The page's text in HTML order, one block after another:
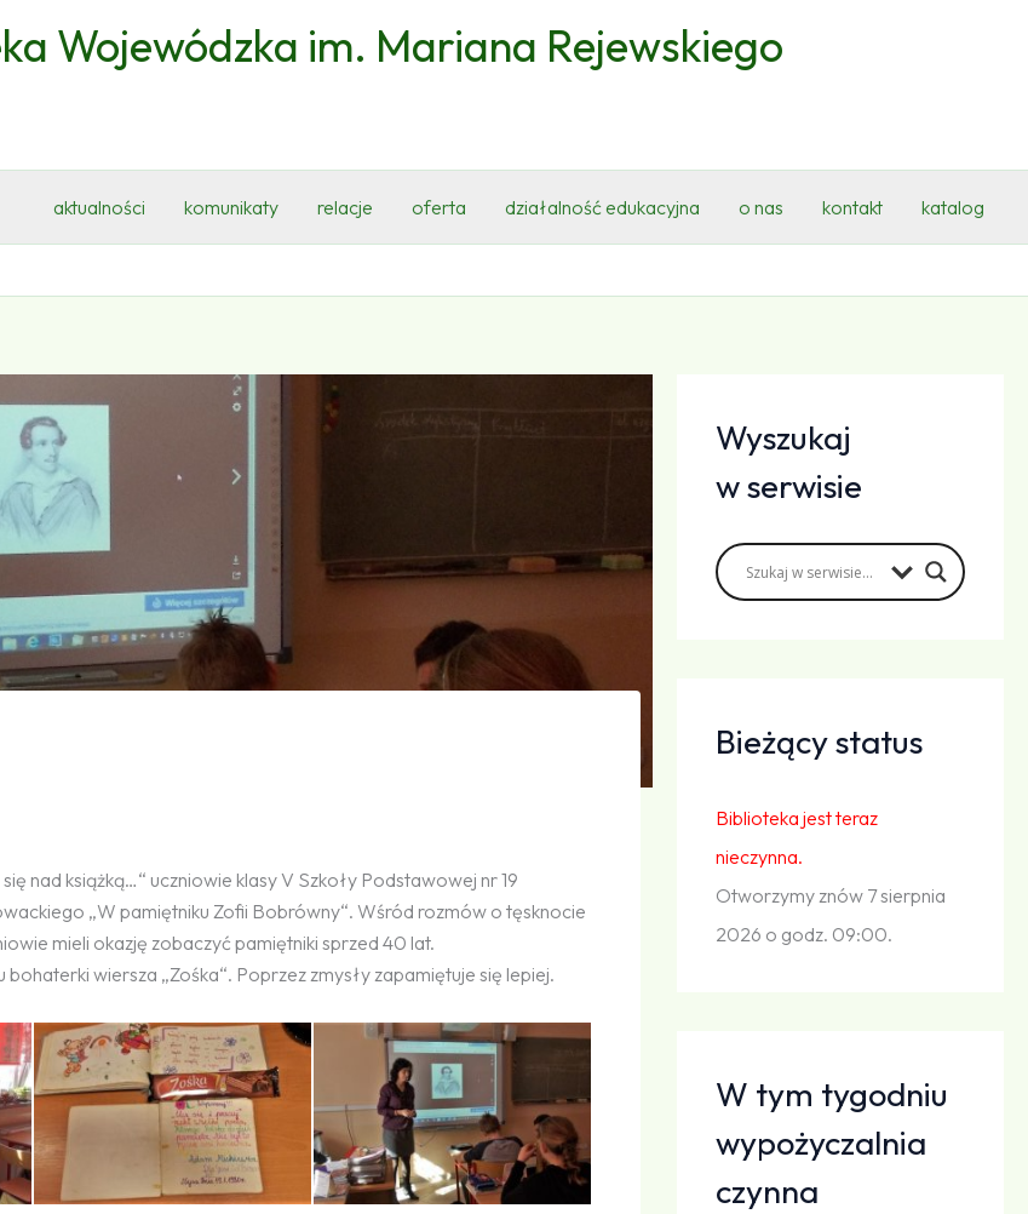
Wojewódzka im. Mariana Rejewskiego
aktualności komunikaty relacje oferta działalność edukacyjna o nas kontakt katalog
nad książką…“ uczniowie klasy V Szkoły Podstawowej nr 19
„W pamiętniku Zofii Bobrówny“. Wśród rozmów o tęsknocie
mieli okazję zobaczyć pamiętniki sprzed 40 lat.
wiersza „Zośka“. Poprzez zmysły zapamiętuje się lepiej.
Wyszukaj
w serwisie
Bieżący status
Biblioteka jest teraz
nieczynna.
Otworzymy znów 7 sierpnia
2026 o godz. 09:00.
W tym tygodniu
wypożyczalnia
czynna